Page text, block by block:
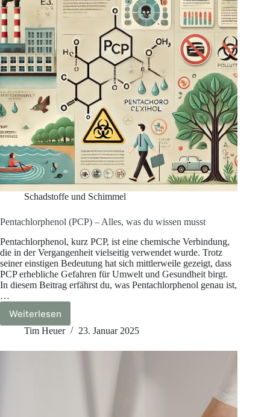
Schadstoffe und Schimmel
Pentachlorphenol (PCP) – Alles, was du wissen musst
Pentachlorphenol, kurz PCP, ist eine chemische Verbindung,
die in der Vergangenheit vielseitig verwendet wurde. Trotz
seiner einstigen Bedeutung hat sich mittlerweile gezeigt, dass
PCP erhebliche Gefahren für Umwelt und Gesundheit birgt.
In diesem Beitrag erfährst du, was Pentachlorphenol genau ist,
…
WeiterlesenPentachlorphenol
(PCP)
Alles,
Tim Heuer 23. Januar 2025